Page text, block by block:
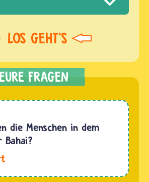
die Menschen in dem
Bahai?